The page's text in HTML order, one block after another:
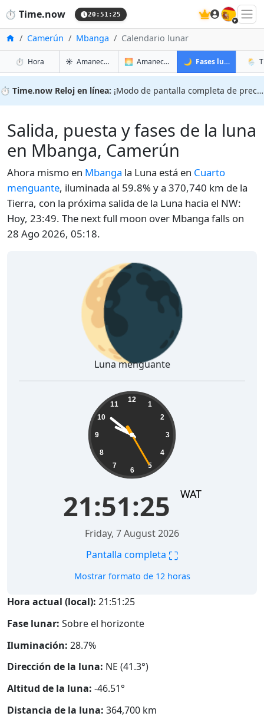
⏱️ Time.now 20:51:26 🇪🇸
InicioCamerún Mbanga Calendario lunar
⏱️ Horaen Mbanga
☀️ Amanecer y atardecer en Mbanga
🌅 Amanecer y atardecer mañana en
🌙 Fases lunares en
🌦️
⏱️ Time.now Reloj en línea: ¡Modo de pantalla completa de precisión!
Salida, puesta y fases de la luna
en Mbanga, Camerún
Ahora mismo en Mbanga la Luna está en Cuarto
menguante, iluminada al 59.8% y a 370,740 km de la
Tierra, con la próxima salida de la Luna hacia el NW:
Hoy, 23:49. The next full moon over Mbanga falls on
28 Ago 2026, 05:18.
🌘
Luna menguante
12
1
2
3
4
5
6
7
8
9
10
11
21:51:26 WAT
Friday, 7 August 2026
Pantalla completa ⛶
Mostrar formato de 12 horas
Hora actual (local): 21:51:26
Fase lunar: Sobre el horizonte
Iluminación: 28.7%
Dirección de la luna: NE (41.3°)
Altitud de la luna: -46.51°
Distancia de la luna: 364,700 km